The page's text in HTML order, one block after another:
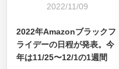
2022/11/09
2022年Amazonブラックフ
ライデーの日程が発表。今
年は11/25〜12/1の1週間